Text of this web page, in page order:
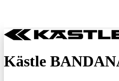
Kästle